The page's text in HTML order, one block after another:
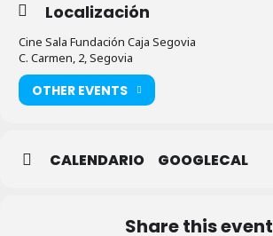
Localización
Cine Sala Fundación Caja Segovia
C. Carmen, 2, Segovia
OTHER EVENTS
CALENDARIO GOOGLECAL
Share this event